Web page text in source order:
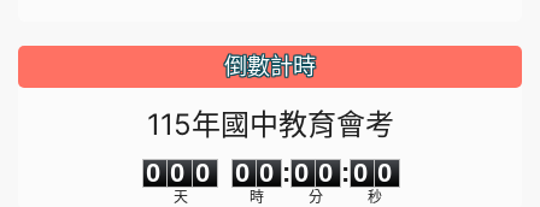
倒數計時
115年國中教育會考
0
0
0
0
0
0
天
0
0
0
0
時
:
0
0
0
0
分
:
0
0
0
0
秒